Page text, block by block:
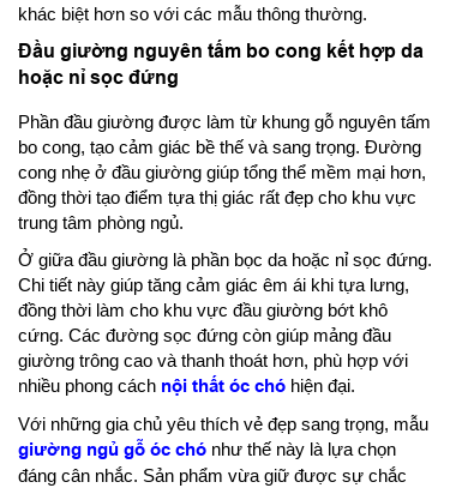
khác biệt hơn so với các mẫu thông thường.
Đầu giường nguyên tấm bo cong kết hợp da
hoặc nỉ sọc đứng
Phần đầu giường được làm từ khung gỗ nguyên tấm
bo cong, tạo cảm giác bề thế và sang trọng. Đường
cong nhẹ ở đầu giường giúp tổng thể mềm mại hơn,
đồng thời tạo điểm tựa thị giác rất đẹp cho khu vực
trung tâm phòng ngủ.
Ở giữa đầu giường là phần bọc da hoặc nỉ sọc đứng.
Chi tiết này giúp tăng cảm giác êm ái khi tựa lưng,
đồng thời làm cho khu vực đầu giường bớt khô
cứng. Các đường sọc đứng còn giúp mảng đầu
giường trông cao và thanh thoát hơn, phù hợp với
nhiều phong cách nội thất óc chó hiện đại.
Với những gia chủ yêu thích vẻ đẹp sang trọng, mẫu
giường ngủ gỗ óc chó như thế này là lựa chọn
đáng cân nhắc. Sản phẩm vừa giữ được sự chắc